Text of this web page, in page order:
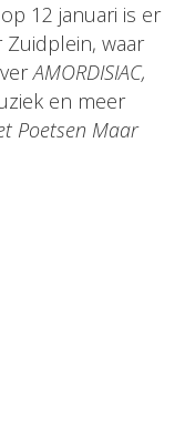
12 januari is er
waar
AMORDISIAC,
en meer
Poetsen Maar